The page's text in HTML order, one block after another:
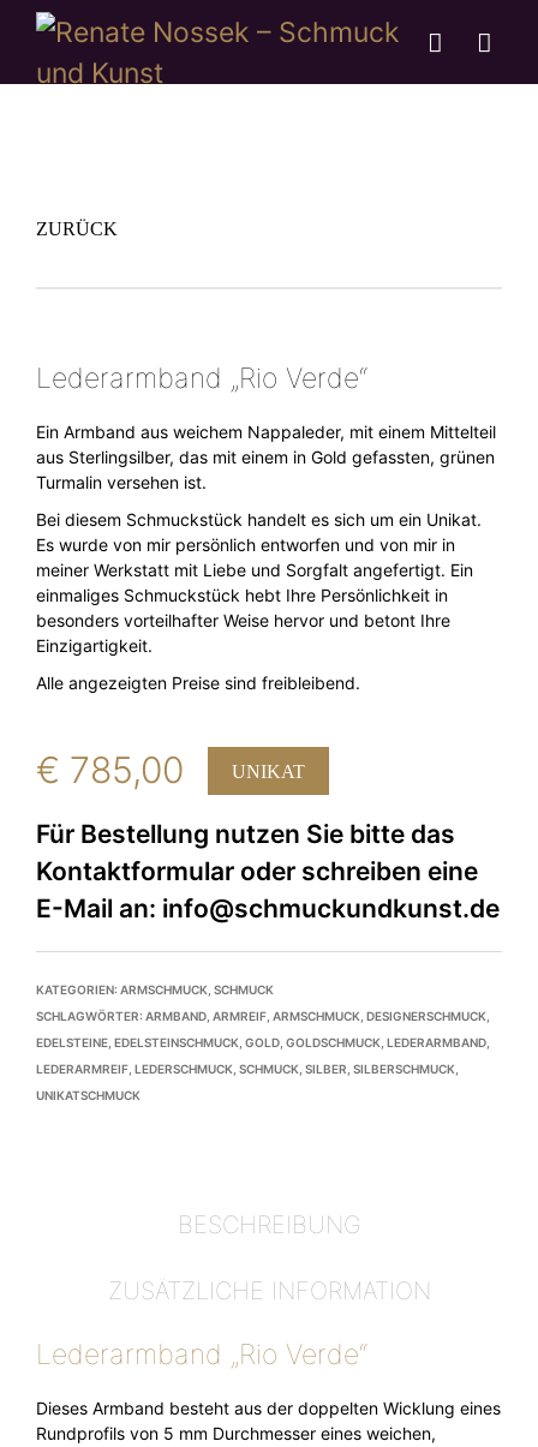
ZURÜCK
Lederarmband „Rio Verde“
Ein Armband aus weichem Nappaleder, mit einem Mittelteil
aus Sterlingsilber, das mit einem in Gold gefassten, grünen
Turmalin versehen ist.
Bei diesem Schmuckstück handelt es sich um ein Unikat.
Es wurde von mir persönlich entworfen und von mir in
meiner Werkstatt mit Liebe und Sorgfalt angefertigt. Ein
einmaliges Schmuckstück hebt Ihre Persönlichkeit in
besonders vorteilhafter Weise hervor und betont Ihre
Einzigartigkeit.
Alle angezeigten Preise sind freibleibend.
€ 785,00 UNIKAT
KATEGORIEN: ARMSCHMUCK SCHMUCK
SCHLAGWÖRTER: ARMBAND ARMREIF ARMSCHMUCK DESIGNERSCHMUCK
EDELSTEINE EDELSTEINSCHMUCK GOLD GOLDSCHMUCK LEDERARMBAND
LEDERARMREIF LEDERSCHMUCK SCHMUCK SILBER SILBERSCHMUCK
UNIKATSCHMUCK
BESCHREIBUNG
ZUSÄTZLICHE INFORMATION
Lederarmband „Rio Verde“
Dieses Armband besteht aus der doppelten Wicklung eines
Rundprofils von 5 mm Durchmesser eines weichen,